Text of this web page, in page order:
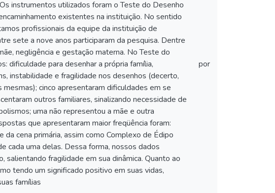
instrumentos utilizados foram o Teste do Desenho
existentes na instituição. No sentido
profissionais da equipe da instituição de
sete a nove anos participaram da pesquisa. Dentre
negligência e gestação materna. No Teste do
dificuldade para desenhar a própria família,
instabilidade e fragilidade nos desenhos (decerto,
cinco apresentaram dificuldades em se
outros familiares, sinalizando necessidade de
uma não representou a mãe e outra
que apresentaram maior freqüência foram:
cena primária, assim como Complexo de Édipo
cada uma delas. Dessa forma, nossos dados
fragilidade em sua dinâmica. Quanto ao
tendo um significado positivo em suas vidas,
famílias
por